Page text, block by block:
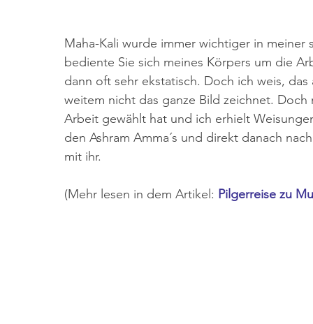
Maha-Kali wurde immer wichtiger in
bediente Sie sich meines Körpers um die
dann oft sehr ekstatisch. Doch ich weis,
weitem nicht das ganze Bild zeichnet.
Arbeit gewählt hat und ich erhielt
den Ashram Amma´s und direkt danach
mit ihr.
(Mehr lesen in dem Artikel: Pilgerreise zu